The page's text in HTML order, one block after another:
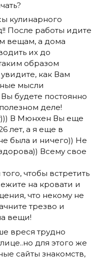
кулинарного
После работы идите
вещам, а дома
их до
образом
как Вам
мысли
Вы будете постоянно
деле!
В Мюнхен Вы еще
лет, а я еще в
была и ничего)) Не
Всему свое
чтобы встретить
на кровати и
что некому не
трезво и
вещи!
вреся трудно
для этого же
сайты знакомств,